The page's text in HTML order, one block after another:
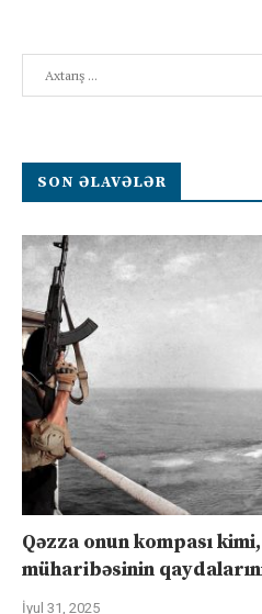
SON ƏLAVƏLƏR
Qəzza onun kompası
müharibəsinin
İyul 31, 2025